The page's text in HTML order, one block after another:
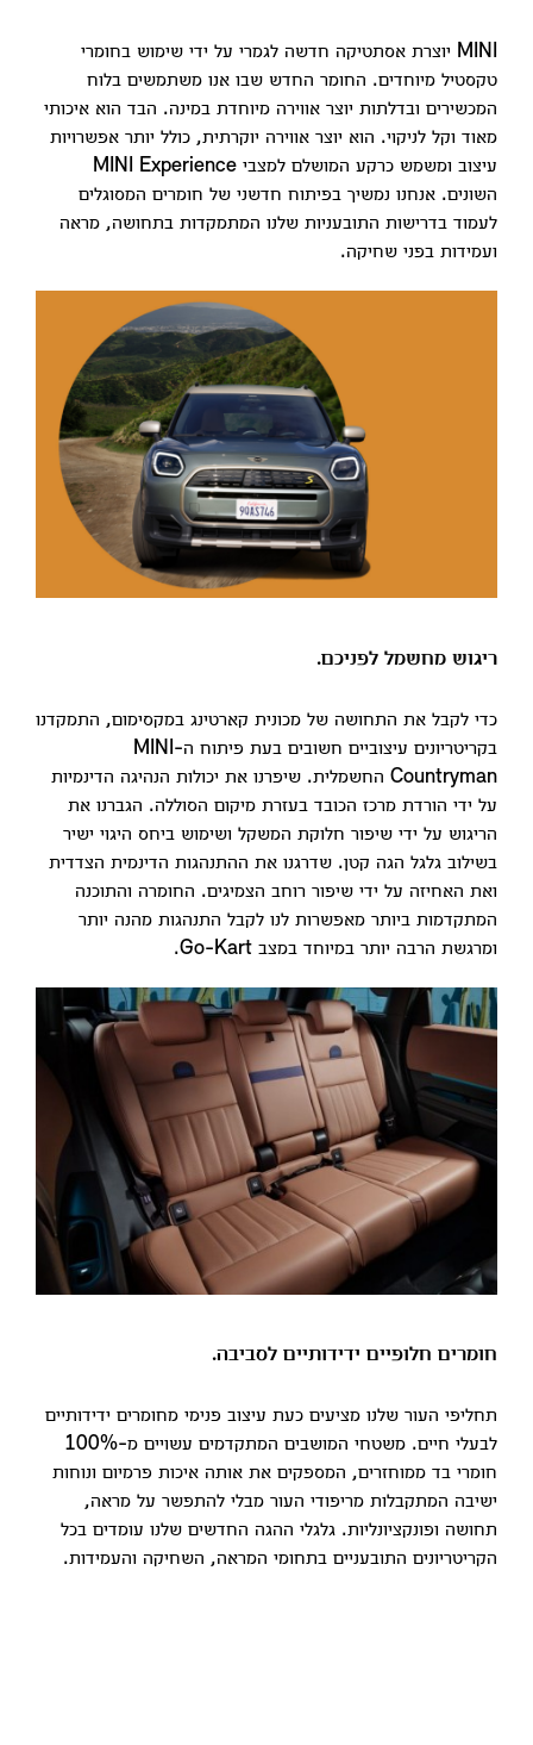
MINI יוצרת אסתטיקה חדשה לגמרי על ידי שימוש בחומרי
טקסטיל מיוחדים. החומר החדש שבו אנו משתמשים בלוח
המכשירים ובדלתות יוצר אווירה מיוחדת במינה. הבד הוא איכותי
מאוד וקל לניקוי. הוא יוצר אווירה יוקרתית, כולל יותר אפשרויות
עיצוב ומשמש כרקע המושלם למצבי MINI Experience
השונים. אנחנו נמשיך בפיתוח חדשני של חומרים המסוגלים
לעמוד בדרישות התובעניות שלנו המתמקדות בתחושה, מראה
ועמידות בפני שחיקה.
ריגוש מחשמל לפניכם.
כדי לקבל את התחושה של מכונית קארטינג במקסימום, התמקדנו
בקריטריונים עיצוביים חשובים בעת פיתוח ה-MINI
Countryman החשמלית. שיפרנו את יכולות הנהיגה הדינמיות
על ידי הורדת מרכז הכובד בעזרת מיקום הסוללה. הגברנו את
הריגוש על ידי שיפור חלוקת המשקל ושימוש ביחס היגוי ישיר
בשילוב גלגל הגה קטן. שדרגנו את ההתנהגות הדינמית הצדדית
ואת האחיזה על ידי שיפור רוחב הצמיגים. החומרה והתוכנה
המתקדמות ביותר מאפשרות לנו לקבל התנהגות מהנה יותר
ומרגשת הרבה יותר במיוחד במצב Go-Kart.
חומרים חלופיים ידידותיים לסביבה.
תחליפי העור שלנו מציעים כעת עיצוב פנימי מחומרים ידידותיים
לבעלי חיים. משטחי המושבים המתקדמים עשויים מ-100%
חומרי בד ממוחזרים, המספקים את אותה איכות פרמיום ונוחות
ישיבה המתקבלות מריפודי העור מבלי להתפשר על מראה,
תחושה ופונקציונליות. גלגלי ההגה החדשים שלנו עומדים בכל
הקריטריונים התובעניים בתחומי המראה, השחיקה והעמידות.